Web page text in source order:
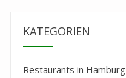
KATEGORIEN
Restaurants in Hamburg